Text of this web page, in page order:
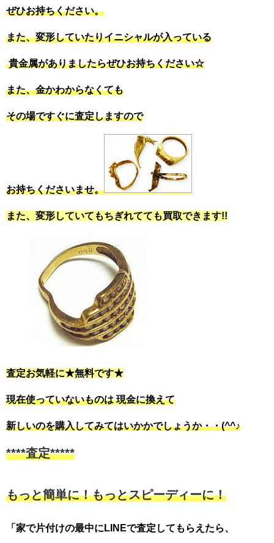
ぜひお持ちください。
また、変形していたりイニシャルが入っている
貴金属がありましたらぜひお持ちください☆
また、金かわからなくても
その場ですぐに査定しますので
お持ちくださいませ。
また、変形していてもちぎれてても買取できます!!
査定お気軽に★無料です★
現在使っていないものは 現金に換えて
新しいのを購入してみてはいかかでしょうか・・(^^♪
****査定*****
もっと簡単に！もっとスピーディーに！
「家で片付けの最中にLINEで査定してもらえたら、